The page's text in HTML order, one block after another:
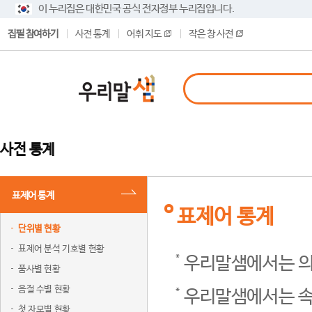
이 누리집은 대한민국 공식 전자정부 누리집입니다.
집필 참여하기 사전 통계 어휘 지도 작은 창 사전
사전 통계
표제어 통계
단위별 현황
표제어 분석 기호별 현황
품사별 현황
음절 수별 현황
첫 자모별 현황
표제어 통계
우리말샘에서는
우리말샘에서는